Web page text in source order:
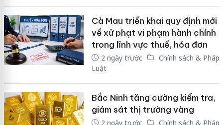
Cà Mau triển khai quy định mới
về xử phạt vi phạm hành chính
trong lĩnh vực thuế, hóa đơn
2 ngày trước
Chính sách & Pháp
Luật
Bắc Ninh tăng cường kiểm tra,
giám sát thị trường vàng
2 ngày trước
Chính sách & Pháp